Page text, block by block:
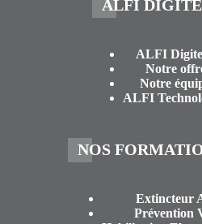
ALFI
ALFI
Notre
Notre
ALFI
NOS
Extincteur
Prévention